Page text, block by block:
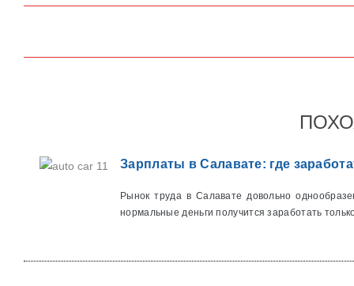
Зарплаты в Салавате: где
Рынок труда в Салавате довольно
нормальные деньги получится заработать